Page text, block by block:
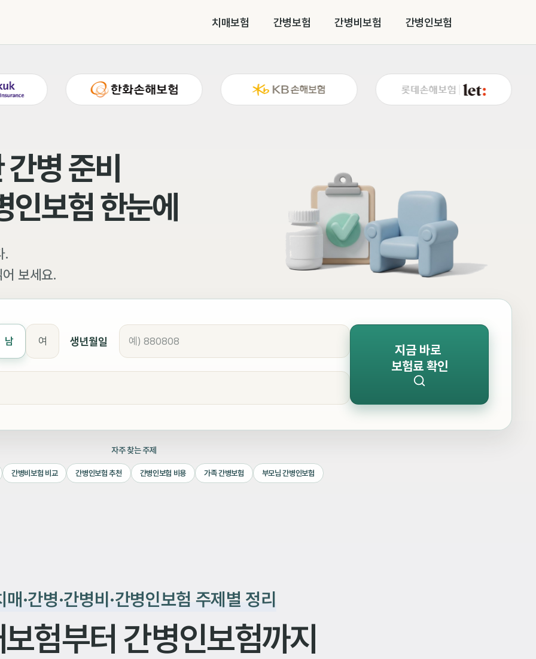
치매보험 간병보험 간병비보험 간병인보험
병 준비
인보험 한눈에
.
보세요.
남 여 생년월일
지금 바로
보험료 확인
자주 찾는 주제
간병비보험 비교 간병인보험 추천 간병인보험 비용 가족 간병보험 부모님 간병인보험
매·간병·간병비·간병인보험 주제별 정리
험부터 간병인보험까지